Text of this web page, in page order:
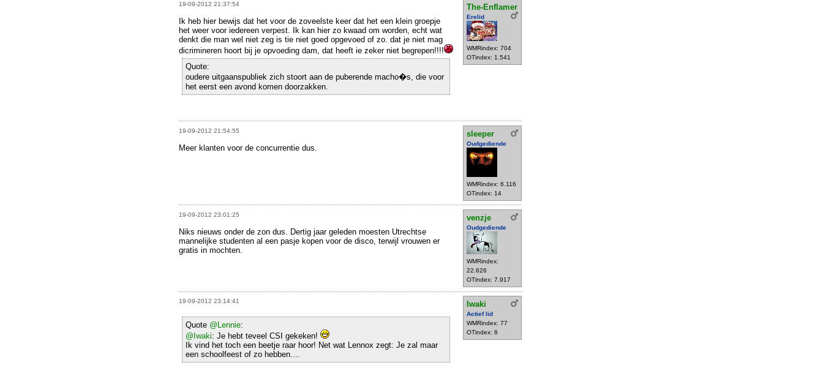
19-09-2012 21:37:54 The-Enflamer
Erelid
WMRindex: 704
OTindex: 1.541
Ik heb hier bewijs dat het voor de zoveelste keer dat het een klein groepje
het weer voor iedereen verpest. Ik kan hier zo kwaad om worden, echt wat
denkt die man wel niet zeg is tie niet goed opgevoed of zo. dat je niet mag
dicrimineren hoort bij je opvoeding dam, dat heeft ie zeker niet begrepen!!!!
Quote:
oudere uitgaanspubliek zich stoort aan de puberende macho�s, die voor
het eerst een avond komen doorzakken.
19-09-2012 21:54:55 sleeper
Oudgediende
WMRindex: 6.116
OTindex: 14
Meer klanten voor de concurrentie dus.
19-09-2012 23:01:25 venzje
Oudgediende
WMRindex:
22.626
OTindex: 7.917
Niks nieuws onder de zon dus. Dertig jaar geleden moesten Utrechtse
mannelijke studenten al een pasje kopen voor de disco, terwijl vrouwen er
gratis in mochten.
19-09-2012 23:14:41 Iwaki
Actief lid
WMRindex: 77
OTindex: 8
Quote @Lennie:
@Iwaki: Je hebt teveel CSI gekeken!
Ik vind het toch een beetje raar hoor! Net wat Lennox zegt: Je zal maar
een schoolfeest of zo hebben....